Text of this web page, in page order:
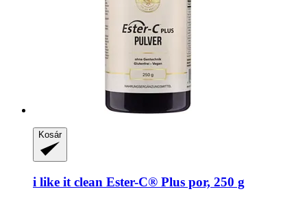
Kosár
i like it clean Ester-​C® Plus por, 250 g